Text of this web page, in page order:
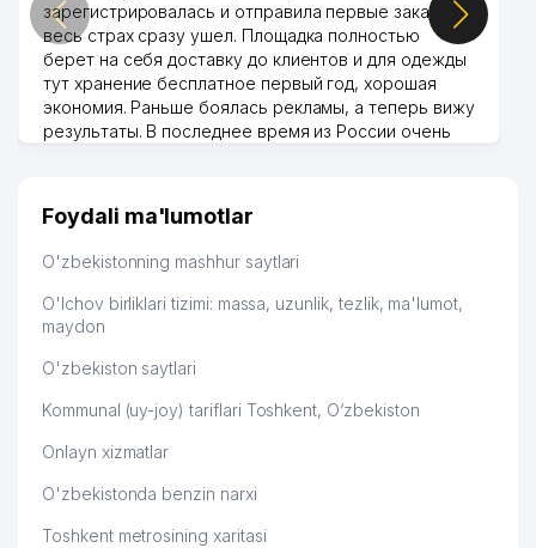
зарегистрировалась и отправила первые заказы,
весь страх сразу ушел. Площадка полностью
берет на себя доставку до клиентов и для одежды
тут хранение бесплатное первый год, хорошая
экономия. Раньше боялась рекламы, а теперь вижу
результаты. В последнее время из России очень
дальше развиваюсь потихоньку😊
Hamida 03.08.2026 12:45:39
Foydali ma'lumotlar
O'zbekistonning mashhur saytlari
O'lchov birliklari tizimi: massa, uzunlik, tezlik, ma'lumot,
maydon
O'zbekiston saytlari
Kommunal (uy-joy) tariflari Toshkent, O‘zbekiston
Onlayn xizmatlar
O'zbekistonda benzin narxi
Toshkent metrosining xaritasi